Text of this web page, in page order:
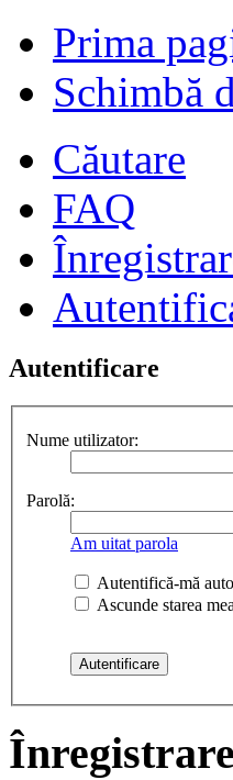
Prima
Schimbă
Căutare
FAQ
Autentificare
Nume utilizator:
Parolă:
Am uitat parola
Autentifică-mă
Ascunde starea
Înregistrare